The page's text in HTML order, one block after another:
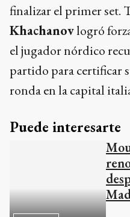
finalizar el primer set.
Khachanovlogró
el jugador nórdico
partido para certificar
ronda en la capital
Puede interesarte